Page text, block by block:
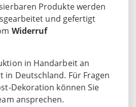
Produkte werden
und gefertigt
Widerruf
in Handarbeit an
in Deutschland. Für Fragen
Dekoration können Sie
ansprechen.